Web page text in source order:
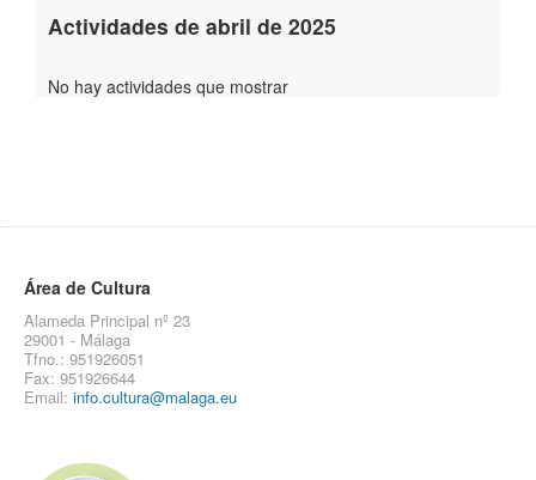
Actividades de abril de 2025
No hay actividades que mostrar
Área de Cultura
Alameda Principal nº 23
29001 - Málaga
Tfno.: 951926051
Fax: 951926644
Email: info.cultura@malaga.eu